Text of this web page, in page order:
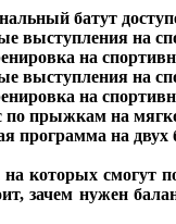
батут
выступления на
на
выступления на
на
по прыжкам на
программа на
на которых смогут
зачем нужен